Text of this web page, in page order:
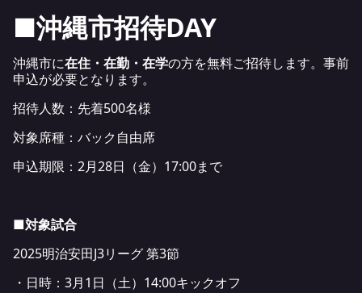
■沖縄市招待DAY
沖縄市に在住・在勤・在学の方を無料ご招待します。事前
申込が必要となります。
招待人数：先着500名様
対象席種：バック自由席
申込期限：2月28日（金）17:00まで
■対象試合
2025明治安田J3リーグ 第3節
・日時：3月1日（土）14:00キックオフ